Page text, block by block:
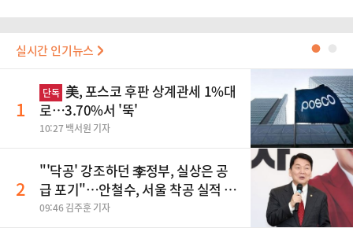
실시간 인기뉴스 ●
1
단독 美, 포스코 후판 상계관세 1%대
로…3.70%서 '뚝'
10:27 백서원 기자
2
"'닥공' 강조하던 李정부, 실상은 공
급 포기"…안철수, 서울 착공 실적 미
달 비판
09:46 김주훈 기자